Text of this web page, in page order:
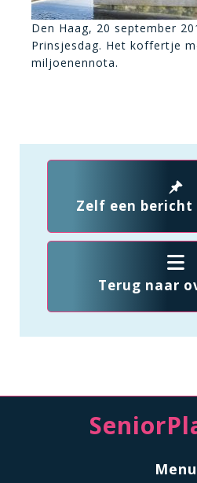
Den Haag, 20 september
Prinsjesdag. Het koffertje
miljoenennota.
Zelf een bericht
Terug naar
Menu